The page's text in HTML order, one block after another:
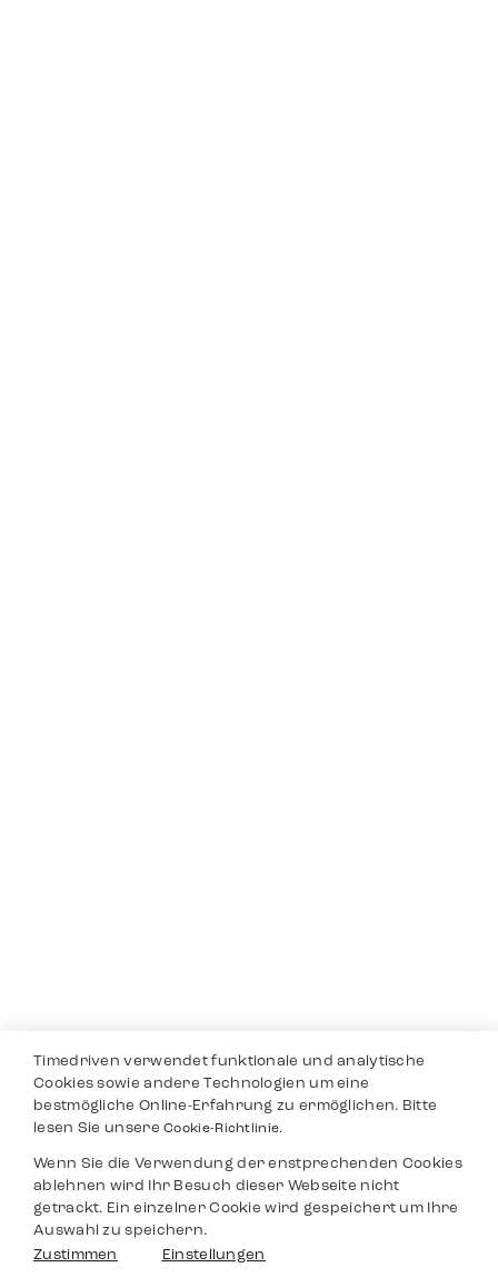
Timedriven verwendet funktionale und analytische
Cookies sowie andere Technologien um eine
bestmögliche Online-Erfahrung zu ermöglichen. Bitte
lesen Sie unsereCookie-Richtlinie.
Wenn Sie die Verwendung der enstprechenden Cookies
ablehnen wird Ihr Besuch dieser Webseite nicht
getrackt. Ein einzelner Cookie wird gespeichert um Ihre
Auswahl zu speichern.
Zustimmen
Einstellungen